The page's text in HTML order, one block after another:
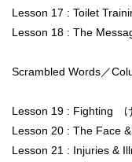
Lesson 17 : Toilet
Lesson 18 : The
Scrambled Words／
Lesson 19 : Fighting
Lesson 20 : The Face
Lesson 21 : Injuries &